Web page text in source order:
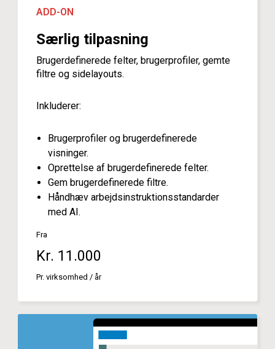
ADD-ON
Særlig tilpasning
Brugerdefinerede felter, brugerprofiler, gemte
filtre og sidelayouts.
Inkluderer:
Brugerprofiler og brugerdefinerede
visninger.
Oprettelse af brugerdefinerede felter.
Gem brugerdefinerede filtre.
Håndhæv arbejdsinstruktionsstandarder
med AI.
Fra
Kr. 11.000
Pr. virksomhed / år